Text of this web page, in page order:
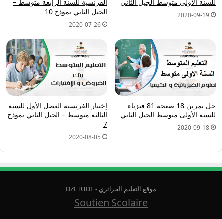
للسنة الأولى متوسط الجيل الثاني
2020-09-19
الفرنسية للسنة الرابعة متوسط –
الجيل الثاني نموذج 10
2020-07-26
حل تمرين 18 صفحة 81 فيزياء
للسنة الأولى متوسط الجيل الثاني
2020-09-18
إختبار الفرنسية الفصل الأول للسنة
الثالثة متوسط – الجيل الثاني نموذج
7
2020-08-05
موقع التعليم الجزائري - DZETUDE
Soutien Scolaire